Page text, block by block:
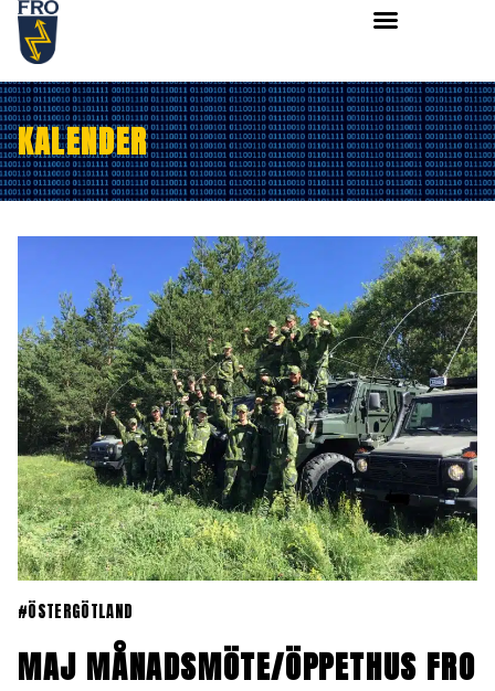
KALENDER
#ÖSTERGÖTLAND
MAJ MÅNADSMÖTE/ÖPPETHUS FRO